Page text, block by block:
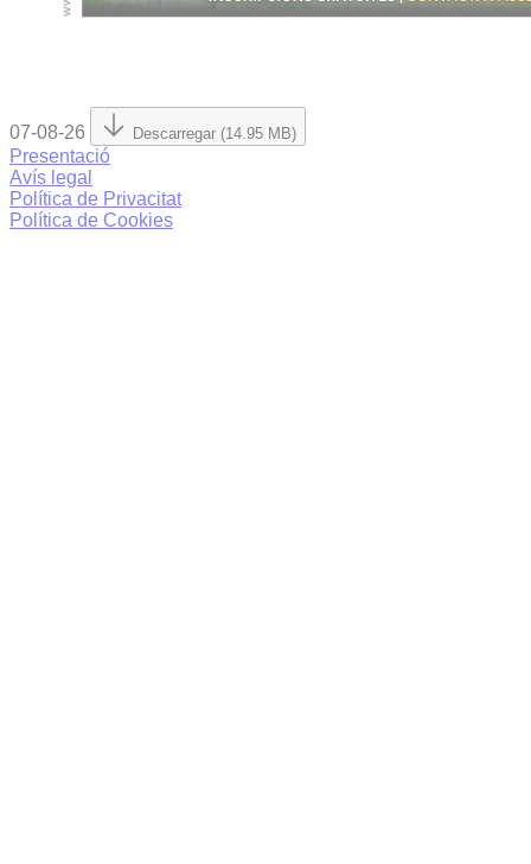
07-08-26 Descarregar (14.95 MB)
Presentació
Avís legal
Política de Privacitat
Política de Cookies